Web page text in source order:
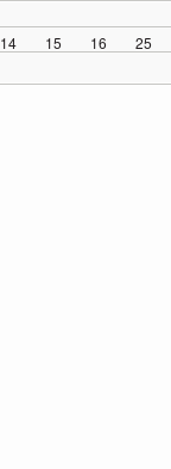
14 15 16 25